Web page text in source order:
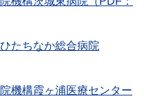
たちなか総合病院
機構霞ヶ浦医療センター